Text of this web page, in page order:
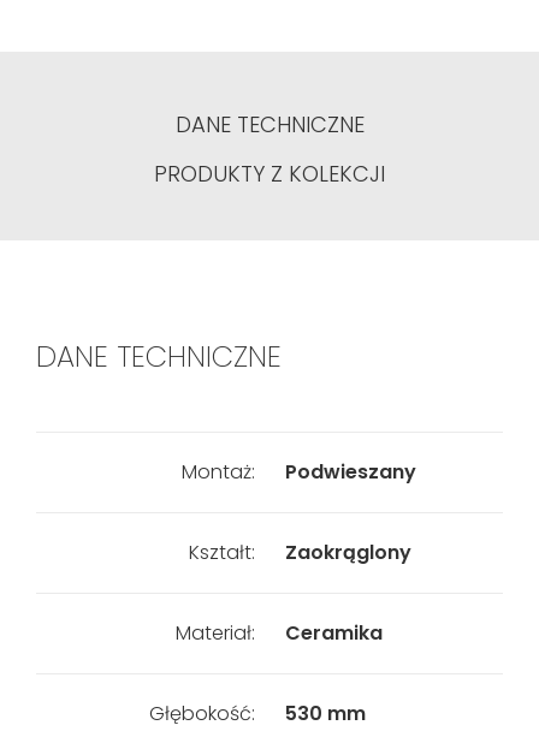
DANE TECHNICZNE
PRODUKTY Z KOLEKCJI
DANE TECHNICZNE
Montaż: Podwieszany
Kształt: Zaokrąglony
Materiał: Ceramika
Głębokość: 530 mm